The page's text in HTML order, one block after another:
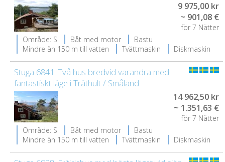
9 975,00 kr
~ 901,08 €
för 7 Nätter
Område: S
Båt med motor
Bastu
Mindre än 150 m till vatten
Tvättmaskin Diskmaskin
Stuga 6841: Två hus bredvid varandra med
fantastiskt läge i Träthult / Småland
14 962,50 kr
~ 1.351,63 €
för 7 Nätter
Område: S
Båt med motor
Bastu
Mindre än 150 m till vatten
Tvättmaskin Diskmaskin